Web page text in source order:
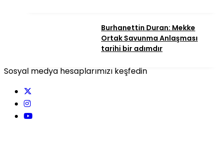
Burhanettin Duran: Mekke
Ortak Savunma Anlaşması
tarihi bir adımdır
Sosyal medya hesaplarımızı keşfedin